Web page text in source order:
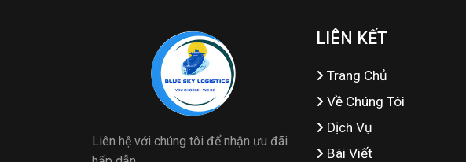
Liên hệ với chúng tôi để nhận ưu đãi
LIÊN KẾT
Trang Chủ
Về Chúng Tôi
Dịch Vụ
Bài Viết